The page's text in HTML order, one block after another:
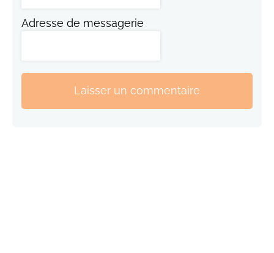
Adresse de messagerie
Laisser un commentaire